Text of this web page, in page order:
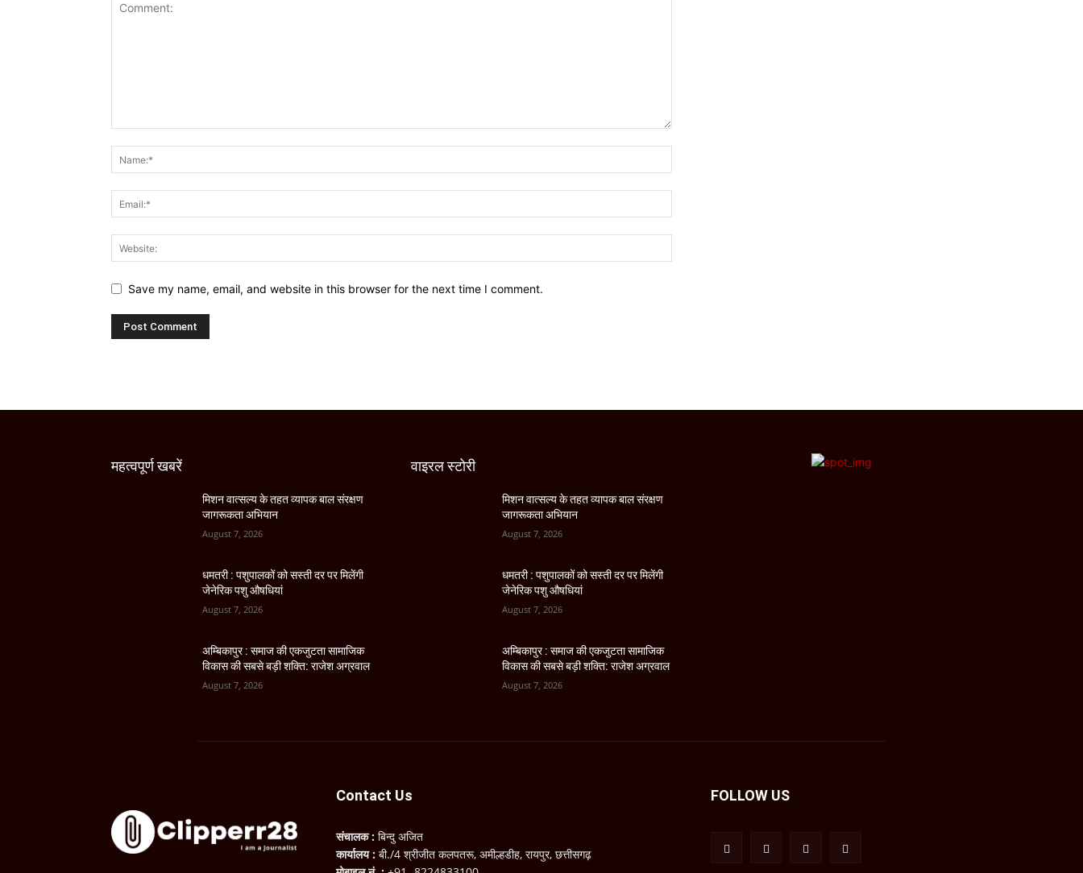
Save my name, email, and website in this browser for the next time I comment.
महत्वपूर्ण खबरें
मिशन वात्सल्य के तहत व्यापक बाल संरक्षण
जागरूकता अभियान
August 7, 2026
धमतरी : पशुपालकों को सस्ती दर पर मिलेंगी
जेनेरिक पशु औषधियां
August 7, 2026
अम्बिकापुर : समाज की एकजुटता सामाजिक
विकास की सबसे बड़ी शक्ति: राजेश अग्रवाल
August 7, 2026
वाइरल स्टोरी
मिशन वात्सल्य के तहत व्यापक बाल संरक्षण
जागरूकता अभियान
August 7, 2026
धमतरी : पशुपालकों को सस्ती दर पर मिलेंगी
जेनेरिक पशु औषधियां
August 7, 2026
अम्बिकापुर : समाज की एकजुटता सामाजिक
विकास की सबसे बड़ी शक्ति: राजेश अग्रवाल
August 7, 2026
Contact Us
संचालक : बिन्दु अजित
कार्यालय : बी./4 श्रीजीत कलपतरू, अमील्हडीह, रायपुर, छत्तीसगढ़
FOLLOW US